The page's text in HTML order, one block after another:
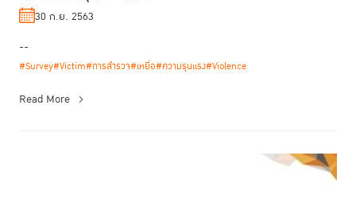
30 ก.ย. 2563
--
#Survey#Victim#การสำรวจ#เหยื่อ#ความรุนแรง#Violence
Read More